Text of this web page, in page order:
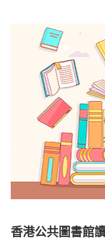
香港公共圖書館